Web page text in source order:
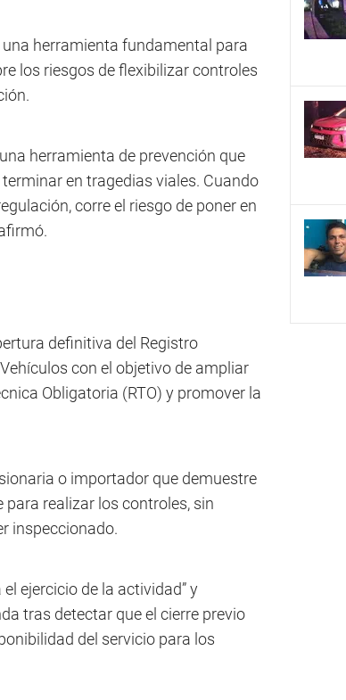
herramienta fundamental para
los riesgos de flexibilizar controles
herramienta de prevención que
en tragedias viales. Cuando
corre el riesgo de poner en
definitiva del Registro
con el objetivo de ampliar
Obligatoria (RTO) y promover la
o importador que demuestre
para realizar los controles, sin
inspeccionado.
ejercicio de la actividad” y
tras detectar que el cierre previo
del servicio para los